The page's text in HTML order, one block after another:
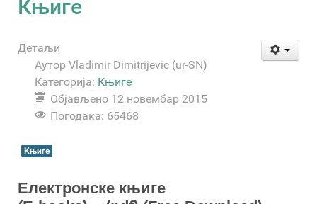
Књиге
Детаљи
Аутор Vladimir Dimitrijevic (ur-SN)
Категорија: Књиге
Објављено 12 новембар 2015
Погодака: 65468
Књиге
Електронске књиге